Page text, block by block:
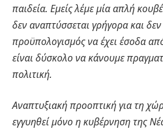
παιδεία. Εμείς λέμε μία απλή
δεν αναπτύσσεται γρήγορα και
προϋπολογισμός να έχει έσοδα
είναι δύσκολο να κάνουμε
πολιτική.
Αναπτυξιακή προοπτική για τη
εγγυηθεί μόνο η κυβέρνηση της